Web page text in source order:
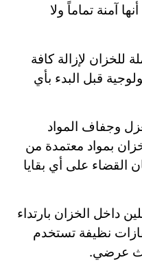
آمنة تماماً ولا
للخزان لإزالة كافة
قبل البدء بأي
وجفاف المواد
بمواد معتمدة من
القضاء على أي بقايا
داخل الخزان بارتداء
نظيفة تستخدم
عرضي.